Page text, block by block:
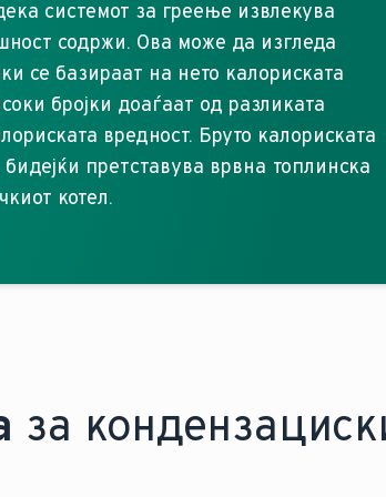
системот за греење извлекува
содржи. Ова може да изгледа
се базираат на нето калориската
бројки доаѓаат од разликата
вредност. Бруто калориската
претставува врвна топлинска
котел.
за